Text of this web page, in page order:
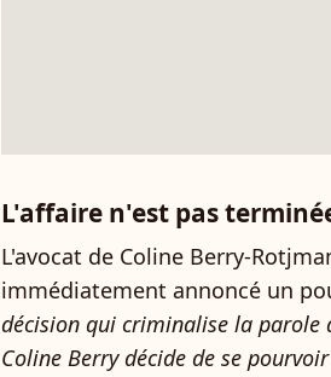
L'affaire n'est pas
L'avocat de Coline Berry-
immédiatement annoncé un
décision qui criminalise la parole
Coline Berry décide de se